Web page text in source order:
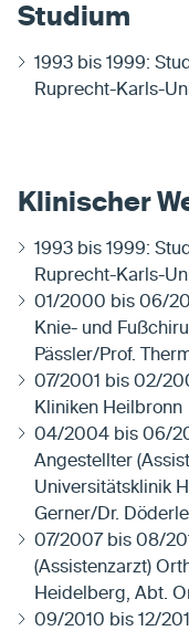
Studium
1993 bis 1999:
Ruprecht-Karls-
Klinischer
1993 bis 1999:
Ruprecht-Karls-
01/2000 bis 06/
Knie- und
Pässler/Prof.
07/2001 bis 02/
Kliniken Heilbronn
04/2004 bis 06/
Angestellter
Universitätsklinik
Gerner/Dr.
07/2007 bis 08/
(Assistenzarzt)
Heidelberg, Abt.
09/2010 bis 12/